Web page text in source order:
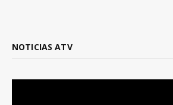
NOTICIAS ATV